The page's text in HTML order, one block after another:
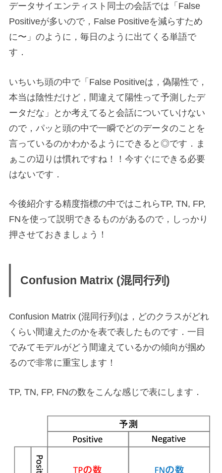
データサイエンティスト同士の会話では「False
Positiveが多いので，False Positiveを減らすため
に〜」のように，毎日のように出てくる単語で
す．
いちいち頭の中で「False Positiveは，偽陽性で，
本当は陰性だけど，間違えて陽性って予測したデ
ータだな」とか考えてると会話についていけない
ので，パッと頭の中で一瞬でどのデータのことを
言っているのかわかるようにできると◎です．ま
ぁこの辺りは慣れですね！！今すぐにできる必要
はないです．
今後紹介する精度指標の中ではこれらTP, TN, FP,
FNを使って説明できるものがあるので，しっかり
押させておきましょう！
Confusion Matrix (混同行列)
Confusion Matrix (混同行列)は，どのクラスがどれ
くらい間違えたのかを表で表したものです．一目
でみてモデルがどう間違えているかの傾向が掴め
るので非常に重宝します！
TP, TN, FP, FNの数をこんな感じで表にします．